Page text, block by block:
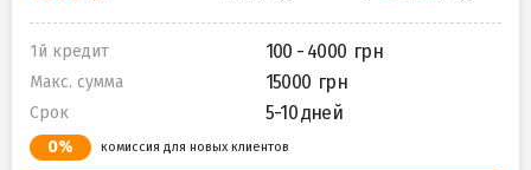
1й кредит 100 - 4000
Макс. сумма 15000
Срок 5-10 дней
0% комиссия для новых клиентов